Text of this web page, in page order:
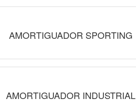
AMORTIGUADOR SPORTING
AMORTIGUADOR INDUSTRIAL